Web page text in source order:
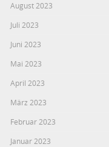
August 2023
Juli 2023
Juni 2023
Mai 2023
April 2023
März 2023
Februar 2023
Januar 2023